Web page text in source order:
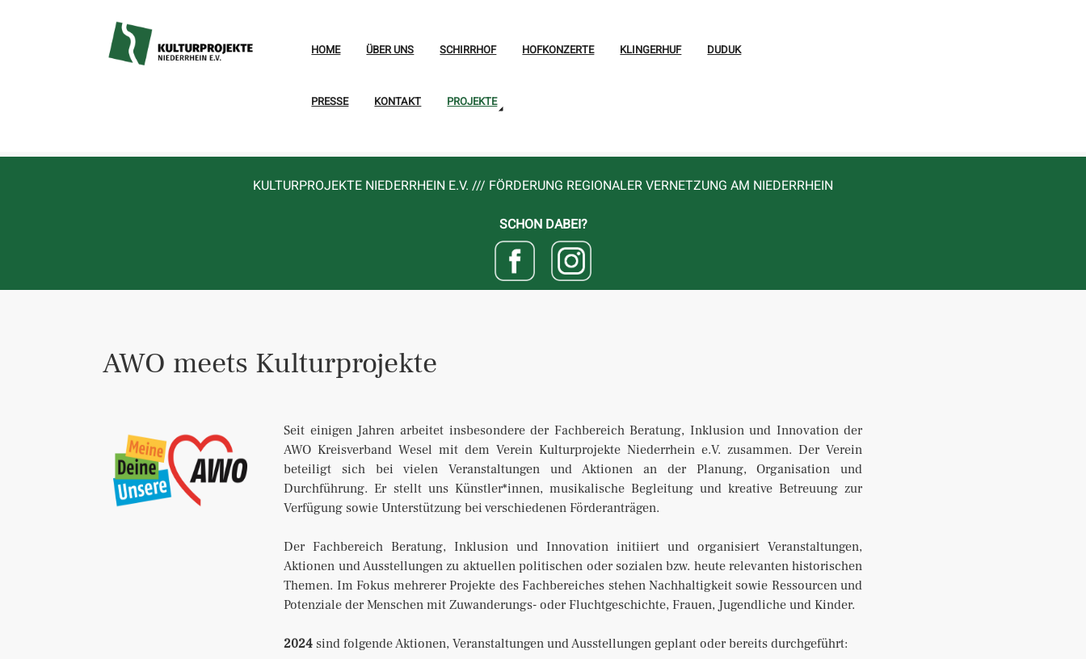
HOME ÜBER UNS SCHIRRHOF HOFKONZERTE KLINGERHUF DUDUK
PRESSE KONTAKT PROJEKTE
KULTURPROJEKTE NIEDERRHEIN E.V. /// FÖRDERUNG REGIONALER VERNETZUNG AM NIEDERRHEIN
SCHON DABEI?
AWO meets Kulturprojekte
Seit einigen Jahren arbeitet insbesondere der Fachbereich Beratung, Inklusion und Innovation der
AWO Kreisverband Wesel mit dem Verein Kulturprojekte Niederrhein e.V. zusammen. Der Verein
beteiligt sich bei vielen Veranstaltungen und Aktionen an der Planung, Organisation und
Durchführung. Er stellt uns Künstler*innen, musikalische Begleitung und kreative Betreuung zur
Verfügung sowie Unterstützung bei verschiedenen Förderanträgen.
Der Fachbereich Beratung, Inklusion und Innovation initiiert und organisiert Veranstaltungen,
Aktionen und Ausstellungen zu aktuellen politischen oder sozialen bzw. heute relevanten historischen
Themen. Im Fokus mehrerer Projekte des Fachbereiches stehen Nachhaltigkeit sowie Ressourcen und
Potenziale der Menschen mit Zuwanderungs- oder Fluchtgeschichte, Frauen, Jugendliche und Kinder.
2024 sind folgende Aktionen, Veranstaltungen und Ausstellungen geplant oder bereits durchgeführt: